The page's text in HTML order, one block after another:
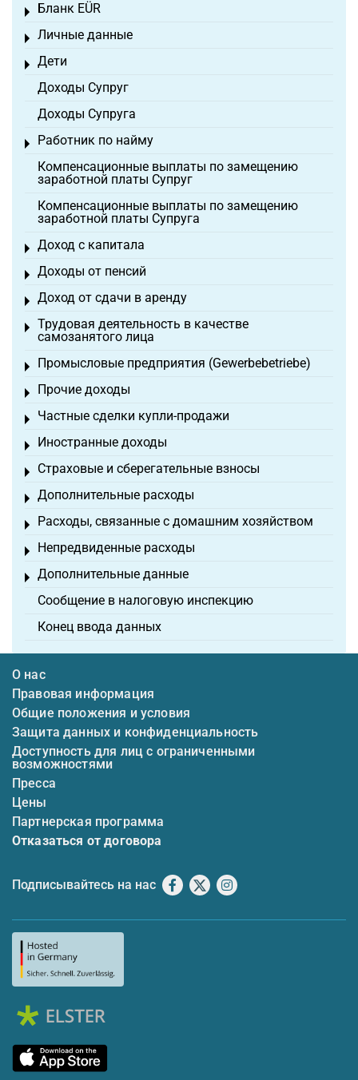
Бланк EÜR
Toggle menu
Личные данные
Toggle menu
Дети
Toggle menu
Доходы Супруг
Доходы Супруга
Работник по найму
Toggle menu
Компенсационные выплаты по замещению
заработной платы Супруг
Компенсационные выплаты по замещению
заработной платы Супруга
Доход с капитала
Toggle menu
Доходы от пенсий
Toggle menu
Доход от сдачи в аренду
Toggle menu
Трудовая деятельность в качестве
самозанятого лица
Toggle menu
Промысловые предприятия (Gewerbebetriebe)
Toggle menu
Прочие доходы
Toggle menu
Частные сделки купли-продажи
Toggle menu
Иностранные доходы
Toggle menu
Страховые и сберегательные взносы
Toggle menu
Дополнительные расходы
Toggle menu
Расходы, связанные с домашним хозяйством
Toggle menu
Непредвиденные расходы
Toggle menu
Дополнительные данные
Toggle menu
Сообщение в налоговую инспекцию
Конец ввода данных
О нас
Правовая информация
Общие положения и условия
Защита данных и конфиденциальность
Доступность для лиц с ограниченными
возможностями
Пресса
Цены
Партнерская программа
Отказаться от договора
Подписывайтесь на нас Facebook
X Instagram